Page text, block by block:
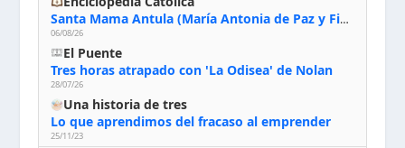
Santa Mama Antula (María Antonia de Paz y Figueroa)
06/08/26
El Puente
Tres horas atrapado con 'La Odisea' de Nolan
28/07/26
Una historia de tres
Lo que aprendimos del fracaso al emprender
25/11/23